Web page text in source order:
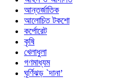
আন্তর্জাতিক
আলোচিত টকশো
কর্পোরেট
কৃষি
খেলাধুলা
গণমাধ্যম
ঘূর্ণিঝড় `দানা’